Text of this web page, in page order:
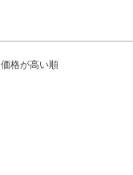
価格が高い順